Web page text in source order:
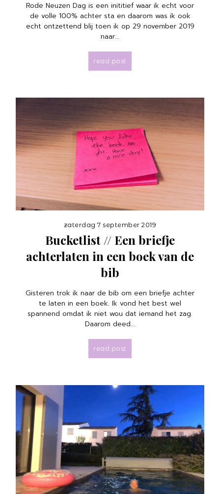
Rode Neuzen Dag is een inititief waar ik echt voor
de volle 100% achter sta en daarom was ik ook
echt ontzettend blij toen ik op 29 november 2019
naar...
read post
zaterdag 7 september 2019
Bucketlist // Een briefje
achterlaten in een boek van de
bib
Gisteren trok ik naar de bib om een briefje achter
te laten in een boek. Ik vond het best wel
spannend omdat ik niet wou dat iemand het zag.
Daarom deed...
read post